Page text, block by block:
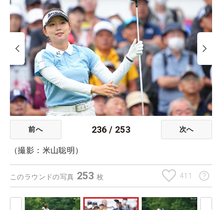
前へ 236 / 253 次へ
（撮影：米山聡明）
このラウンドの写真 253 枚 411